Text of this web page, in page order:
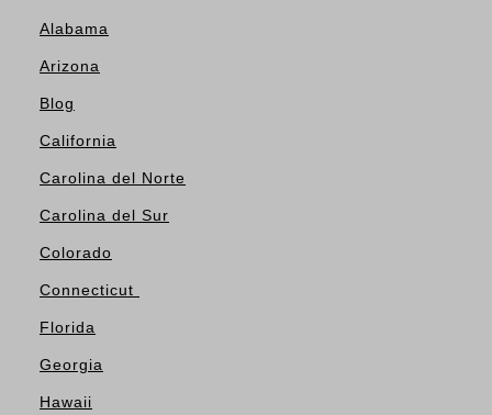
Alabama
Arizona
Blog
California
Carolina del Norte
Carolina del Sur
Colorado
Connecticut
Florida
Georgia
Hawaii